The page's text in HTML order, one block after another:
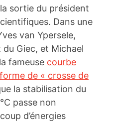
sortie du président
Dans une
van Ypersele,
Giec, et Michael
fameuse courbe
de « crosse de
la stabilisation du
passe non
d’énergies